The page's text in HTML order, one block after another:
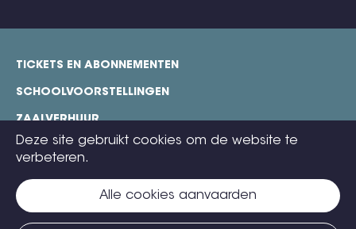
Deze site gebruikt cookies om de website te
verbeteren.
Alle cookies aanvaarden
footer
TICKETS EN ABONNEMENTEN
SCHOOLVOORSTELLINGEN
ZAALVERHUUR
TECHNISCHE FICHES
CONTACT